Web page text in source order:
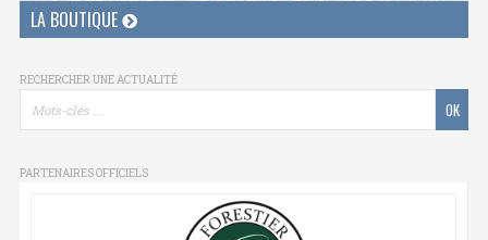
LA BOUTIQUE
RECHERCHER UNE ACTUALITÉ
PARTENAIRES OFFICIELS